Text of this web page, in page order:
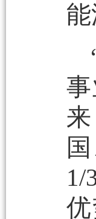
1/